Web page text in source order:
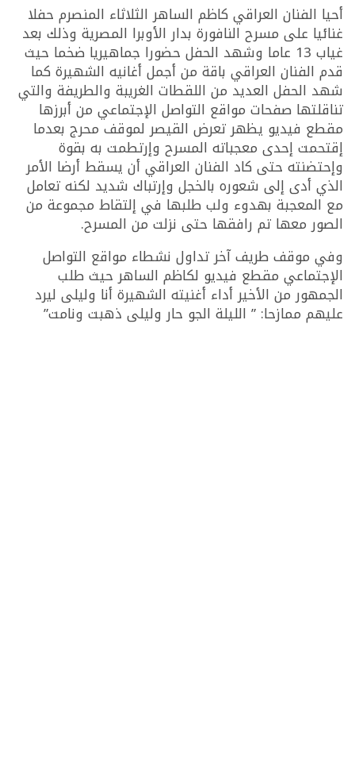
أحيا الفنان العراقي كاظم الساهر الثلاثاء المنصرم حفلا
غنائيا على مسرح النافورة بدار الأوبرا المصرية وذلك بعد
غياب 13 عاما وشهد الحفل حضورا جماهيريا ضخما حيث
قدم الفنان العراقي باقة من أجمل أغانيه الشهيرة كما
شهد الحفل العديد من اللقطات الغريبة والطريفة والتي
تناقلتها صفحات مواقع التواصل الإجتماعي من أبرزها
مقطع فيديو يظهر تعرض القيصر لموقف محرج بعدما
إقتحمت إحدى معجباته المسرح وإرتطمت به بقوة
وإحتضنته حتى كاد الفنان العراقي أن يسقط أرضا الأمر
الذي أدى إلى شعوره بالخجل وإرتباك شديد لكنه تعامل
مع المعجبة بهدوء ولب طلبها في إلتقاط مجموعة من
الصور معها تم رافقها حتى نزلت من المسرح.
وفي موقف طريف آخر تداول نشطاء مواقع التواصل
الإجتماعي مقطع فيديو لكاظم الساهر حيث طلب
الجمهور من الأخير أداء أغنيته الشهيرة أنا وليلى ليرد
عليهم ممازحا: ” الليلة الجو حار وليلى ذهبت ونامت”